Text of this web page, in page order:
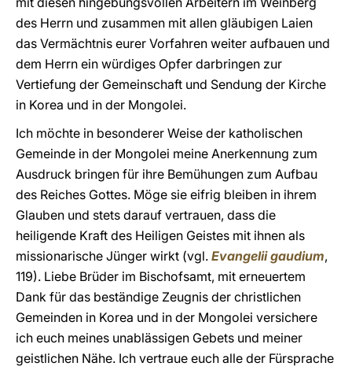
des Herrn und zusammen mit allen gläubigen Laien
das Vermächtnis eurer Vorfahren weiter aufbauen und
dem Herrn ein würdiges Opfer darbringen zur
Vertiefung der Gemeinschaft und Sendung der Kirche
in Korea und in der Mongolei.
Ich möchte in besonderer Weise der katholischen
Gemeinde in der Mongolei meine Anerkennung zum
Ausdruck bringen für ihre Bemühungen zum Aufbau
des Reiches Gottes. Möge sie eifrig bleiben in ihrem
Glauben und stets darauf vertrauen, dass die
heiligende Kraft des Heiligen Geistes mit ihnen als
missionarische Jünger wirkt (vgl. Evangelii gaudium,
119). Liebe Brüder im Bischofsamt, mit erneuertem
Dank für das beständige Zeugnis der christlichen
Gemeinden in Korea und in der Mongolei versichere
ich euch meines unablässigen Gebets und meiner
geistlichen Nähe. Ich vertraue euch alle der Fürsprache